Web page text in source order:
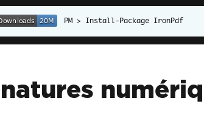
SigningReason
=
"To show how to sign a
.SaveAs "signed.pdf" );
Install-Package IronPdf